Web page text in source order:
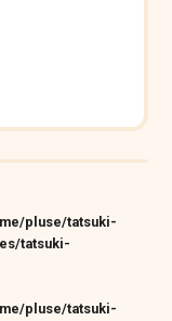
pluse/tatsuki-
tatsuki-
pluse/tatsuki-